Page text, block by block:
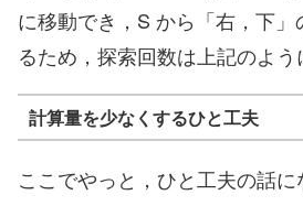
に移動でき，S から「右，下」
るため，探索回数は上記のよう
計算量を少なくするひと工夫
ここでやっと，ひと工夫の話